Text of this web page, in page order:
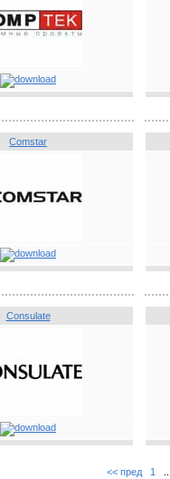
Comstar
Consulate
<< пред 1